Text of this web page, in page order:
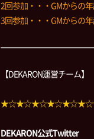
2回参加・・・GMからの
3回参加・・・GMからの
【DEKARON運営チーム】
DEKARON公式Twitter